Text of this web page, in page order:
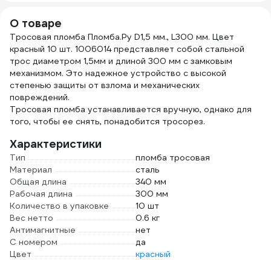
О товаре
Тросовая пломба Пломба.Ру D1,5 мм., L300 мм. Цвет
красный 10 шт. 1006014 представляет собой стальной
трос диаметром 1,5мм и длиной 300 мм с замковым
механизмом. Это надежное устройство с высокой
степенью защиты от взлома и механических
повреждений.
Тросовая пломба устанавливается вручную, однако для
того, чтобы ее снять, понадобится тросорез.
Характеристики
Тип
пломба тросовая
Материал
сталь
Общая длина
340 мм
Рабочая длина
300 мм
Количество в упаковке
10 шт
Вес нетто
0.6 кг
Антимагнитные
нет
С номером
да
Цвет
красный